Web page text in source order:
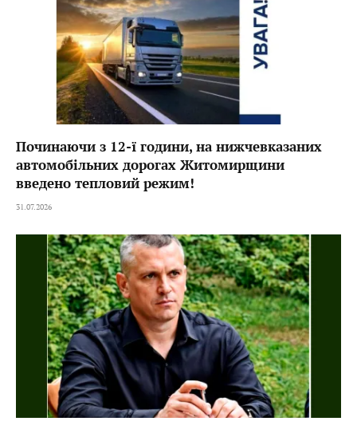
Починаючи з 12-ї години, на нижчевказаних
автомобільних дорогах Житомирщини
введено тепловий режим!
31.07.2026